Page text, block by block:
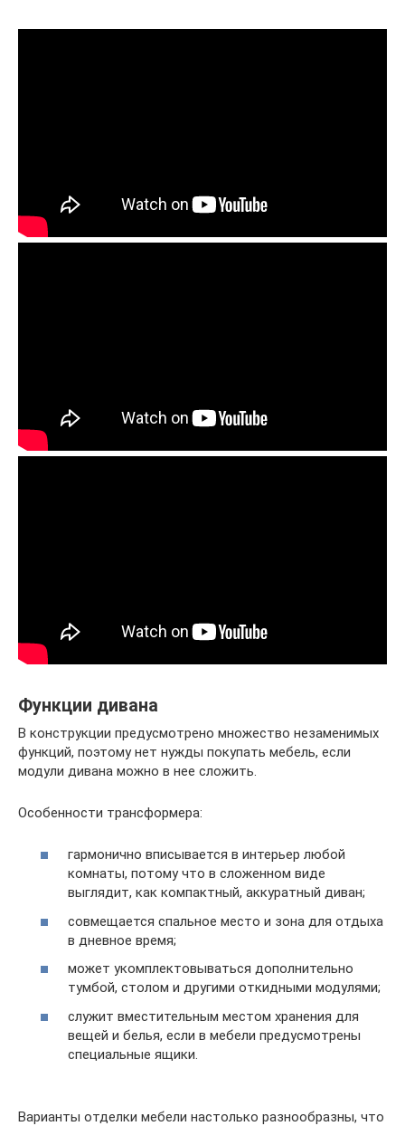
Функции дивана
В конструкции предусмотрено множество незаменимых
функций, поэтому нет нужды покупать мебель, если
модули дивана можно в нее сложить.
Особенности трансформера:
гармонично вписывается в интерьер любой
комнаты, потому что в сложенном виде
выглядит, как компактный, аккуратный диван;
совмещается спальное место и зона для отдыха
в дневное время;
может укомплектовываться дополнительно
тумбой, столом и другими откидными модулями;
служит вместительным местом хранения для
вещей и белья, если в мебели предусмотрены
специальные ящики.
Варианты отделки мебели настолько разнообразны, что